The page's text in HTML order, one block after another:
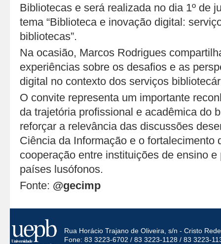
Bibliotecas e será realizada no dia 1º de
tema “Biblioteca e inovação digital:
bibliotecas”.
Na ocasião, Marcos Rodrigues
experiências sobre os desafios e as
digital no contexto dos serviços
O convite representa um importante
da trajetória profissional e acadêmica do
reforçar a relevância das discussões
Ciência da Informação e o fortalecimento
cooperação entre instituições de ensino
países lusófonos.
Fonte: @gecimp
Rua Horácio Trajano de Oliveira, s/n - Cristo
Fone: 83 3223-6702 / 83 3223-1128 / 83 3223-